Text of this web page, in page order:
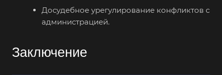
Досудебное урегулирование конфликтов с
администрацией.
Заключение